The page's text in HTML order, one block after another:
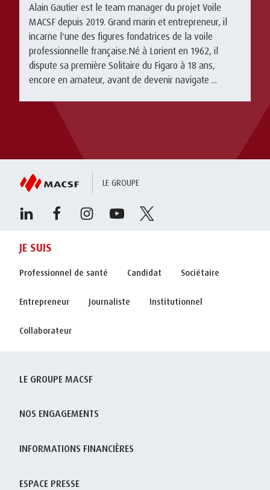
Alain Gautier est le team manager du projet Voile
MACSF depuis 2019. Grand marin et entrepreneur, il
incarne l'une des figures fondatrices de la voile
professionnelle française.Né à Lorient en 1962, il
dispute sa première Solitaire du Figaro à 18 ans,
encore en amateur, avant de devenir navigate ...
LE GROUPE
JE SUIS
Professionnel de santé Candidat Sociétaire
Entrepreneur Journaliste Institutionnel
Collaborateur
LE GROUPE MACSF
NOS ENGAGEMENTS
INFORMATIONS FINANCIÈRES
ESPACE PRESSE